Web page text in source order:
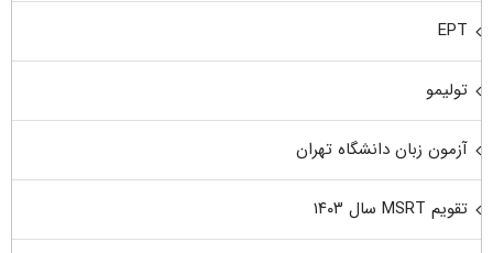
EPT
تولیمو
آزمون زبان دانشگاه تهران
تقویم MSRT سال ۱۴۰۳